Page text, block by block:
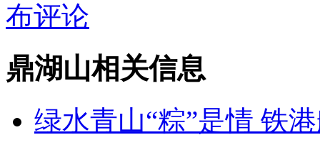
布评论
鼎湖山相关信息
绿水青山“粽”是情 铁